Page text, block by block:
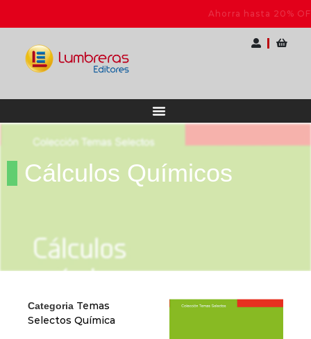
Ahorra hasta 20% OFF | Elige tu
Cálculos Químicos
Categoria Temas
Selectos Química